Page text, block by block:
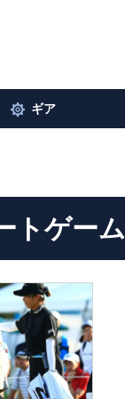
ギア
トゲーム